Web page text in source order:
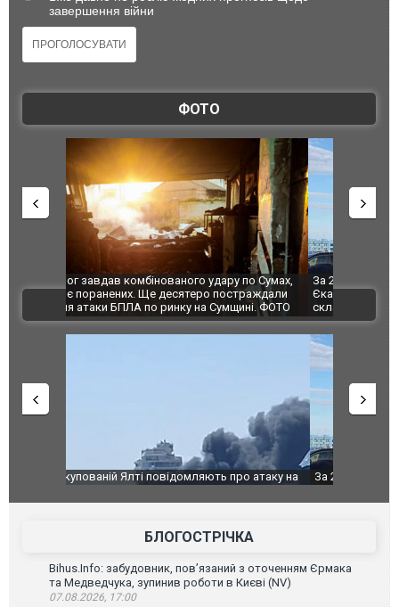
завершення війни
ФОТО
За 2000 кілометрів від кордону з Україною: в
Єкатеринбурзі після атаки дронів загорівся
склад Wildberries. ФОТО. ВІДЕО
"Мої
ВІДЕО
За 2000 кілометрів від кордону з Україною: в
склад Wildberries. ФОТО. ВІДЕО
В
БЛОГОСТРІЧКА
Bihus.Info: забудовник, пов’язаний з оточенням Єрмака
та Медведчука, зупинив роботи в Києві (NV)
07.08.2026, 17:00